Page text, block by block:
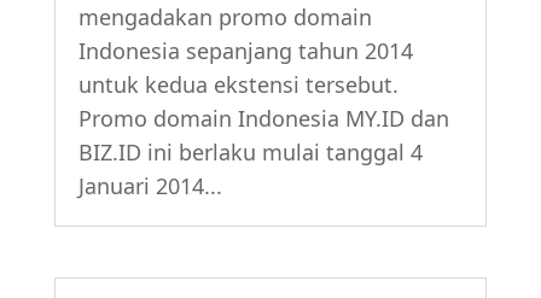
mengadakan promo domain
Indonesia sepanjang tahun 2014
untuk kedua ekstensi tersebut.
Promo domain Indonesia MY.ID dan
BIZ.ID ini berlaku mulai tanggal 4
Januari 2014...